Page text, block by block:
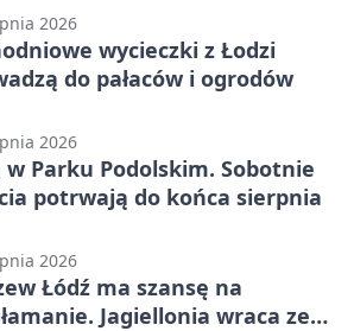
po przerwie
2026
wycieczki z Łodzi
do pałaców i ogrodów
2026
w Parku Podolskim. Sobotnie
potrwają do końca sierpnia
2026
Łódź ma szansę na
Jagiellonia wraca ze